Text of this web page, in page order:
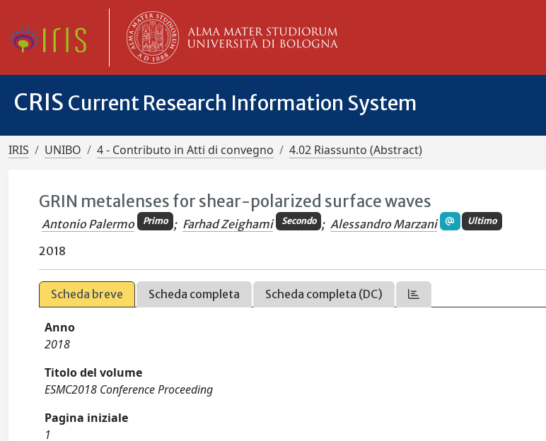
CRIS Current Research Information System
IRIS UNIBO 4 - Contributo in Atti di convegno 4.02 Riassunto (Abstract)
GRIN metalenses for shear-polarized surface waves
Antonio Palermo Primo ; Farhad Zeighami Secondo ; Alessandro Marzani Ultimo
2018
Scheda breve Scheda completa Scheda completa (DC)
Anno
2018
Titolo del volume
ESMC2018 Conference Proceeding
Pagina iniziale
1